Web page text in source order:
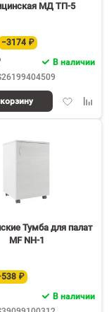
МД ТП-5
−3174 ₽
В наличии
Добавить
Тумба для палат
MF NH-1
₽
В наличии